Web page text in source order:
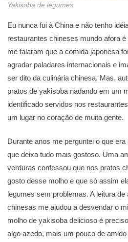
Yakisoba de legumes
Eu nunca fui à China e não tenho
restaurantes chineses mundo afora
me falaram que a comida japonesa
agradar paladares internacionais e
ser dito da culinária chinesa. Mas,
pratos de yakisoba nadando em um
identificado servidos nos
um lugar no coração de muita gente.
Durante anos me perguntei o que
que deixa tudo mais gostoso. Uma
verduras confessou que nos pratos
gosto desse molho e que só assim
legumes sem problemas. A leitura
chinesas me ajudou a desvendar o
molho de yakisoba delicioso é
algo azedo, mais um pouco de